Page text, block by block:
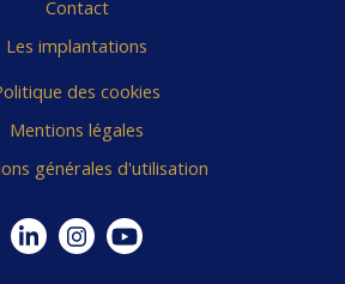
Contact
Les implantations
des cookies
Mentions légales
générales d'utilisation